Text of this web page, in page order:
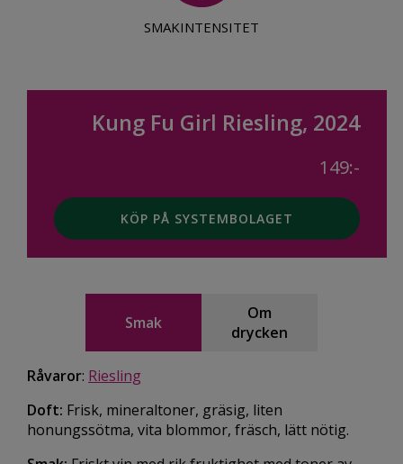
SMAKINTENSITET
Kung Fu Girl Riesling, 2024
149:-
KÖP PÅ SYSTEMBOLAGET
Smak
Om
drycken
Råvaror: Riesling
Doft: Frisk, mineraltoner, gräsig, liten
honungssötma, vita blommor, fräsch, lätt nötig.